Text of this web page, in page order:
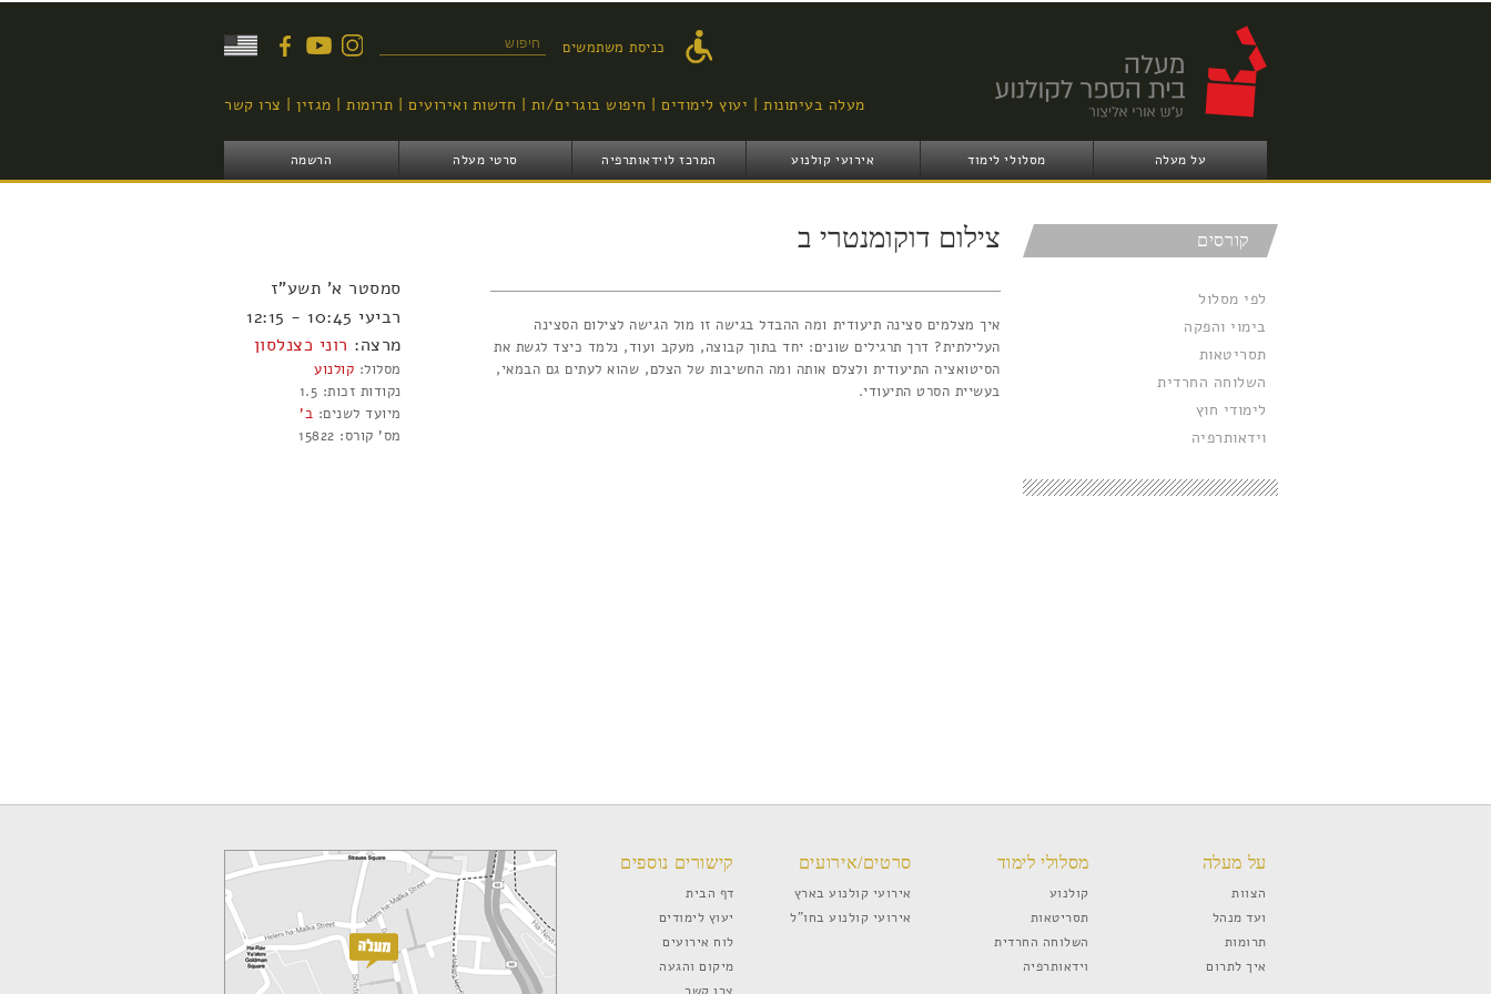
העיקרי
טופס חיפוש כניסת משתמשים
מעלה בעיתונות יעוץ לימודים חיפוש בוגרים/ות חדשות ואירועים תרומות מגזין צרו קשר
על מעלה מסלולי לימוד אירועי קולנוע המרכז לוידאותרפיה סרטי מעלה הרשמה
קורסים
לפי מסלול
בימוי והפקה
תסריטאות
השלוחה החרדית
לימודי חוץ
וידאותרפיה
צילום דוקומנטרי ב
איך מצלמים סצינה תיעודית ומה ההבדל בגישה זו מול הגישה לצילום הסצינה
העלילתית? דרך תרגילים שונים: יחד בתוך קבוצה, מעקב ועוד, נלמד כיצד לגשת את
הסיטואציה התיעודית ולצלם אותה ומה החשיבות של הצלם, שהוא לעתים גם הבמאי,
בעשיית הסרט התיעודי.
סמסטר א' תשע"ז
רביעי 10:45 - 12:15
מרצה: רוני כצנלסון
מסלול: קולנוע
נקודות זכות: 1.5
מיועד לשנים: ב'
מס' קורס: 15822
על מעלה
הצוות
ועד מנהל
תרומות
איך לתרום
מסלולי לימוד
קולנוע
תסריטאות
השלוחה החרדית
וידאותרפיה
סרטים/אירועים
אירועי קולנוע בארץ
אירועי קולנוע בחו”ל
קישורים נוספים
דף הבית
יעוץ לימודים
לוח אירועים
מיקום והגעה
צרו קשר